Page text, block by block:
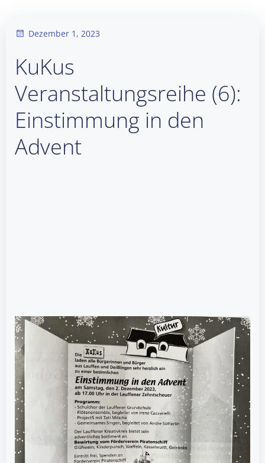
Dezember 1, 2023
KuKus
Veranstaltungsreihe (6):
Einstimmung in den
Advent